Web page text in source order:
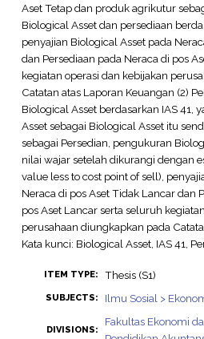
Aset Tetap dan produk agrikutur
Biological Asset dan persediaan
penyajian Biological Asset pada
dan Persediaan pada Neraca di pos
kegiatan operasi dan kebijakan
Catatan atas Laporan Keuangan (2)
Biological Asset berdasarkan IAS 41,
Asset sebagai Biological Asset itu
sebagai Persedian, pengukuran
nilai wajar setelah dikurangi dengan
value less to cost point of sell),
Neraca di pos Aset Tidak Lancar dan
pos Aset Lancar serta seluruh
perusahaan diungkapkan pada
Kata kunci: Biological Asset, IAS 41,
ITEM TYPE: Thesis (S1)
SUBJECTS: Ilmu Sosial >
DIVISIONS:
Fakultas Ekonomi